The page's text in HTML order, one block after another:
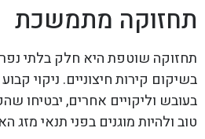
תחזוקה מתמשכת
תחזוקה שוטפת היא חלק בלתי
בשיקום קירות חיצוניים. ניקוי
בעובש וליקויים אחרים, יבטיחו
טוב ולהיות מוגנים בפני תנאי מזג